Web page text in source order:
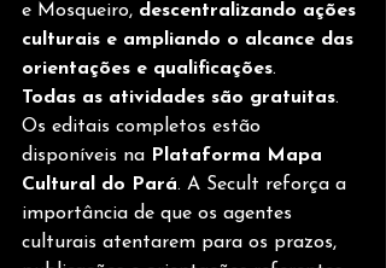
e Mosqueiro, descentralizando ações
culturais e ampliando o alcance das
orientações e qualificações.
Todas as atividades são gratuitas.
Os editais completos estão
disponíveis na Plataforma Mapa
Cultural do Pará. A Secult reforça a
importância de que os agentes
culturais atentarem para os prazos,